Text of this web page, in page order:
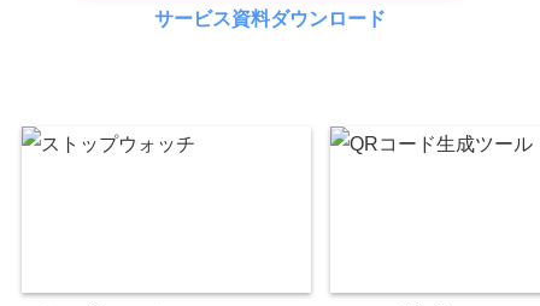
サービス資料ダウンロード